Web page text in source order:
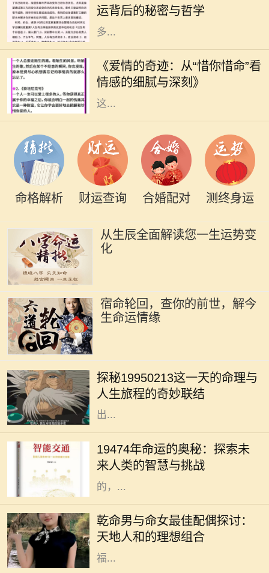
运背后的秘密与哲学
遇挫折和不顺。这样的现象引发了许
多...
《爱情的奇迹：从“惜你惜命”看
情感的细腻与深刻》
在这个快节奏的时代，爱情似乎变得
越来越稀薄。然而，在某些情感的角
落，却依旧有一种深沉而细腻的情感
在悄然滋长。那就是“惜你惜命”。
这...
命格解析 财运查询 合婚配对 测终身运
从生辰全面解读您一生运势变
化
宿命轮回，查你的前世，解今
生命运情缘
探秘19950213这一天的命理与
人生旅程的奇妙联结
独特的命运密码。1995年2月13日，
这一天的出生者往往被认为拥有丰富
的内在潜能与无限的可能性。那么，
出...
19474年命运的奥秘：探索未
来人类的智慧与挑战
19474年，这一神秘的年份似乎充满
了无尽的可能性与挑战。对于每一个
生命而言，命运从来没有固定的答
案。在这未来的年代间，人们所经历
的，...
乾命男与命女最佳配偶探讨：
天地人和的理想组合
在中华传统命理学中，命理不仅可以
影响一个人的性格和命运，还可以影
响其与他人的相处和和谐程度。尤其
是夫妻之间的配合，更是影响生活幸
福...
在中华文化中，命理学作为一门古老